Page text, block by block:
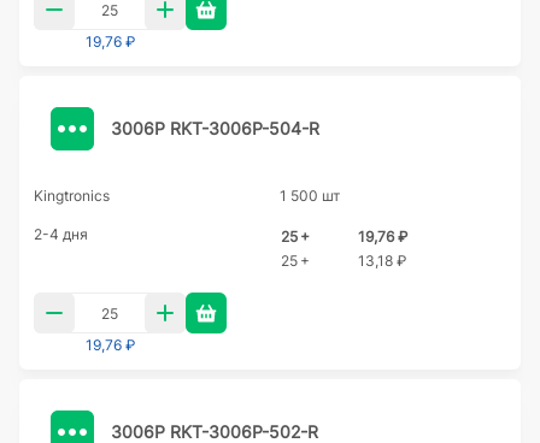
19,76 ₽
3006P RKT-3006P-504-R
Kingtronics 1 500 шт
2-4 дня 25 +
19,76 ₽
25 +
13,18 ₽
19,76 ₽
3006P RKT-3006P-502-R